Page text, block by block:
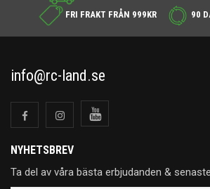
FRI FRAKT FRÅN 999KR
90
info@rc-land.se
NYHETSBREV
Ta del av våra bästa erbjudanden &